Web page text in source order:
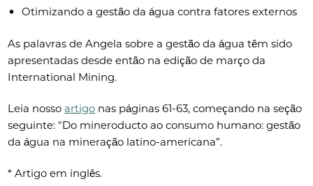
Otimizando a gestão da água contra fatores externos
As palavras de Angela sobre a gestão da água têm sido
apresentadas desde então na edição de março da
International Mining.
Leia nossoartigo nas páginas 61-63, começando na seção
seguinte: "Do mineroducto ao consumo humano: gestão
da água na mineração latino-americana”.
* Artigo em inglês.